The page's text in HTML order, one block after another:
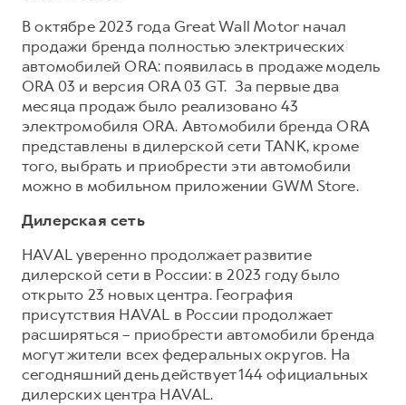
В октябре 2023 года Great Wall Motor начал
продажи бренда полностью электрических
автомобилей ORA: появилась в продаже модель
ORA 03 и версия ORA 03 GT. За первые два
месяца продаж было реализовано 43
электромобиля ORA. Автомобили бренда ORA
представлены в дилерской сети TANK, кроме
того, выбрать и приобрести эти автомобили
можно в мобильном приложении GWM Store.
Дилерская сеть
HAVAL уверенно продолжает развитие
дилерской сети в России: в 2023 году было
открыто 23 новых центра. География
присутствия HAVAL в России продолжает
расширяться – приобрести автомобили бренда
могут жители всех федеральных округов. На
сегодняшний день действует 144 официальных
дилерских центра HAVAL.